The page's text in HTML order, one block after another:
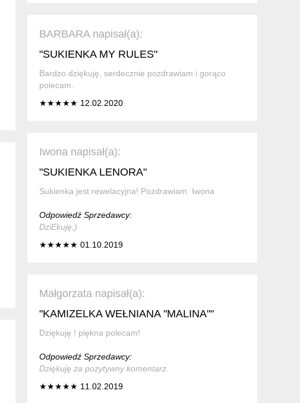
BARBARA napisał(a):
"SUKIENKA MY RULES"
Bardzo dziękuję, serdecznie pozdrawiam i gorąco
polecam.
★★★★★ 12.02.2020
Iwona napisał(a):
"SUKIENKA LENORA"
Sukienka jest rewelacyjna! Pozdrawiam. Iwona
Odpowiedź Sprzedawcy:
DziEkuję;)
★★★★★ 01.10.2019
Małgorzata napisał(a):
"KAMIZELKA WEŁNIANA "MALINA""
Dziękuję ! piękna polecam!
Odpowiedź Sprzedawcy:
Dziękuję za pozytywny komentarz.
★★★★★ 11.02.2019